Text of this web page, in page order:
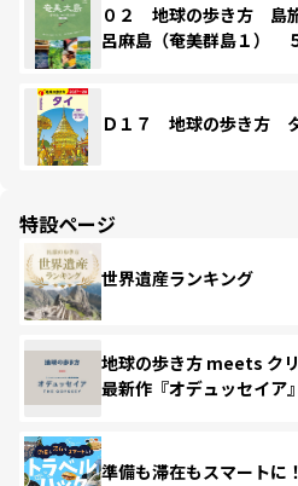
０２ 地球の歩き方
呂麻島（奄美群島１）
Ｄ１７ 地球の歩き方
特設ページ
世界遺産ランキング
地球の歩き方 meets ク
最新作『オデュッセイア』
準備も滞在もスマート